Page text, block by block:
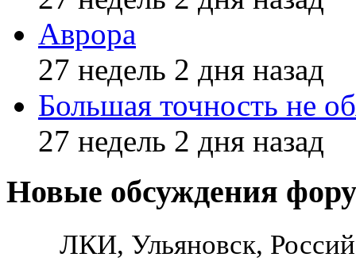
Аврора
27 недель 2 дня назад
Большая точность не
27 недель 2 дня назад
Новые обсуждения
ЛКИ, Ульяновск,